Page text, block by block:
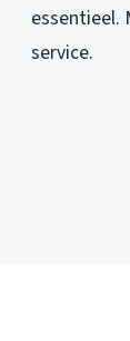
essentieel.
service.